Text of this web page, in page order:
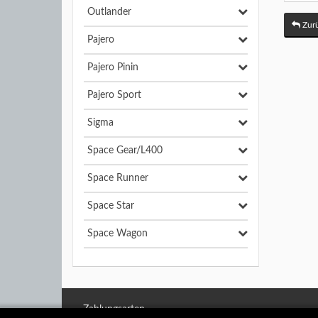
Outlander
Pajero
Pajero Pinin
Pajero Sport
Sigma
Space Gear/L400
Space Runner
Space Star
Space Wagon
Zahlungsarten